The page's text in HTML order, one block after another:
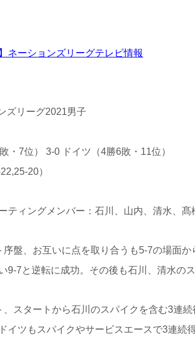
ネーションズリーグテレビ情報
ズリーグ2021男子
・7位） 3-0 ドイツ（4勝6敗・11位）
20）
ティングメンバー：石川、山内、清水、
盤、お互いに点を取り合うも5-7の場面
9-7と逆転に成功。その後も石川、清水の
スタートから石川のスパイクを含む3連
イツもスパイクやサービスエースで3連続